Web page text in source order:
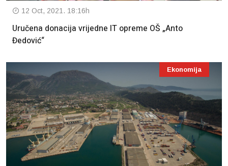
12 Oct, 2021. 18:16h
Uručena donacija vrijedne IT opreme OŠ „Anto
Đedović“
Ekonomija